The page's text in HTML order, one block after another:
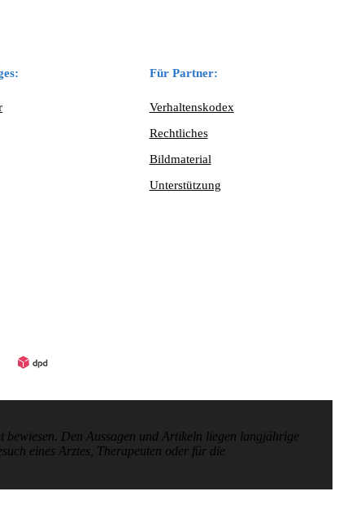
Für Partner:
Verhaltenskodex
Rechtliches
Bildmaterial
Unterstützung
Den Aussagen und Artikeln liegen langjährige
eines Arztes, Therapeuten oder für die